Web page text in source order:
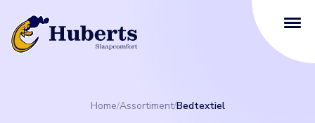
Home/Assortiment/Bedtextiel